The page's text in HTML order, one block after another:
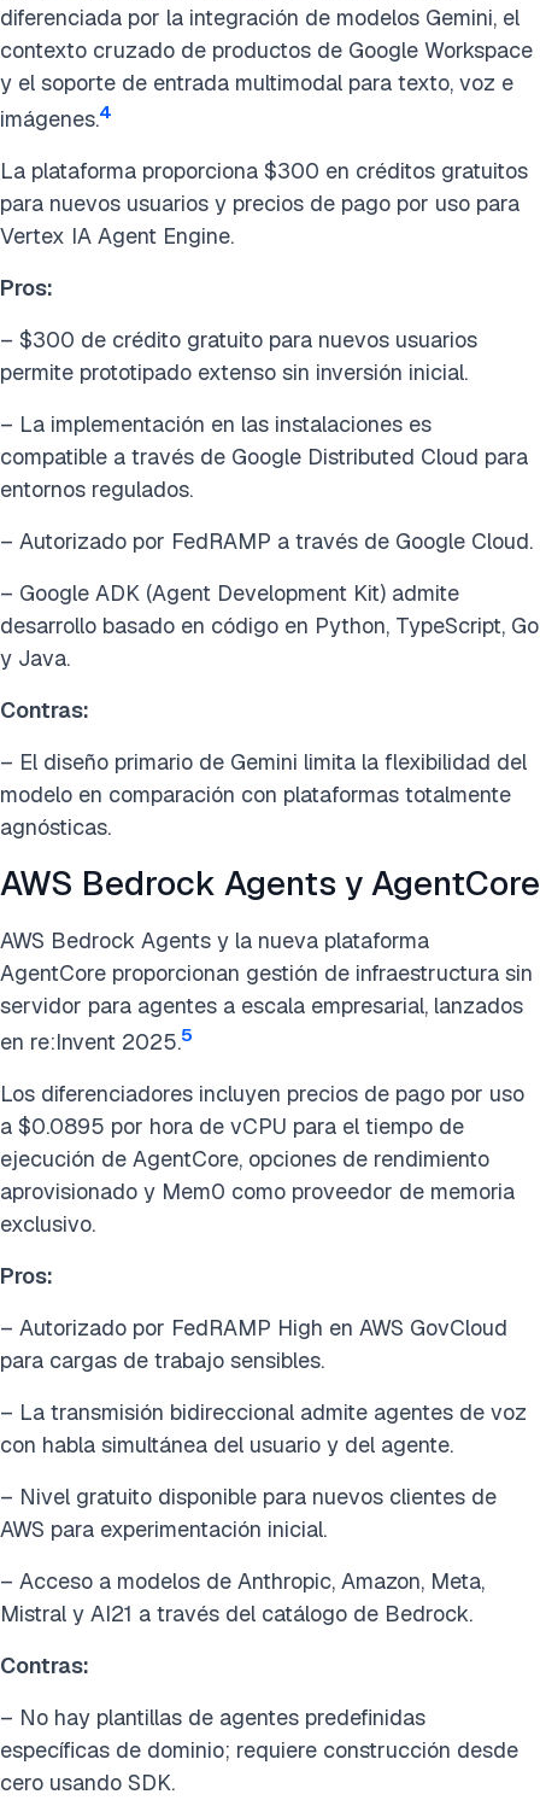
diferenciada por la integración de modelos Gemini, el
contexto cruzado de productos de Google Workspace
y el soporte de entrada multimodal para texto, voz e
imágenes.4
La plataforma proporciona $300 en créditos gratuitos
para nuevos usuarios y precios de pago por uso para
Vertex IA Agent Engine.
Pros:
– $300 de crédito gratuito para nuevos usuarios
permite prototipado extenso sin inversión inicial.
– La implementación en las instalaciones es
compatible a través de Google Distributed Cloud para
entornos regulados.
– Autorizado por FedRAMP a través de Google Cloud.
– Google ADK (Agent Development Kit) admite
desarrollo basado en código en Python, TypeScript, Go
y Java.
Contras:
– El diseño primario de Gemini limita la flexibilidad del
modelo en comparación con plataformas totalmente
agnósticas.
AWS Bedrock Agents y AgentCore
AWS Bedrock Agents y la nueva plataforma
AgentCore proporcionan gestión de infraestructura sin
servidor para agentes a escala empresarial, lanzados
en re:Invent 2025.5
Los diferenciadores incluyen precios de pago por uso
a $0.0895 por hora de vCPU para el tiempo de
ejecución de AgentCore, opciones de rendimiento
aprovisionado y Mem0 como proveedor de memoria
exclusivo.
Pros:
– Autorizado por FedRAMP High en AWS GovCloud
para cargas de trabajo sensibles.
– La transmisión bidireccional admite agentes de voz
con habla simultánea del usuario y del agente.
– Nivel gratuito disponible para nuevos clientes de
AWS para experimentación inicial.
– Acceso a modelos de Anthropic, Amazon, Meta,
Mistral y AI21 a través del catálogo de Bedrock.
Contras:
– No hay plantillas de agentes predefinidas
específicas de dominio; requiere construcción desde
cero usando SDK.